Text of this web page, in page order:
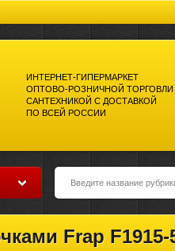
ИНТЕРНЕТ-ГИПЕРМАРКЕТ
ОПТОВО-РОЗНИЧНОЙ ТОРГОВЛИ
САНТЕХНИКОЙ С ДОСТАВКОЙ
ПО ВСЕЙ РОССИИ
Frap